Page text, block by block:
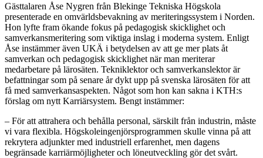
Gästtalaren Åse Nygren från Blekinge Tekniska Högskola
presenterade en omvärldsbevakning av meriteringssystem i Norden.
Hon lyfte fram ökande fokus på pedagogisk skicklighet och
samverkansmeritering som viktiga inslag i moderna system. Enligt
Åse instämmer även UKÄ i betydelsen av att ge mer plats åt
samverkan och pedagogisk skicklighet när man meriterar
medarbetare på lärosäten. Tekniklektor och samverkanslektor är
befattningar som på senare år dykt upp på svenska lärosäten för att
få med samverkansaspekten. Något som hon kan sakna i KTH:s
förslag om nytt Karriärsystem. Bengt instämmer:
– För att attrahera och behålla personal, särskilt från industrin, måste
vi vara flexibla. Högskoleingenjörsprogrammen skulle vinna på att
rekrytera adjunkter med industriell erfarenhet, men dagens
begränsade karriärmöjligheter och löneutveckling gör det svårt.